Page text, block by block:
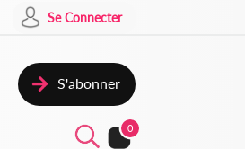
Se Connecter
S'abonner
0